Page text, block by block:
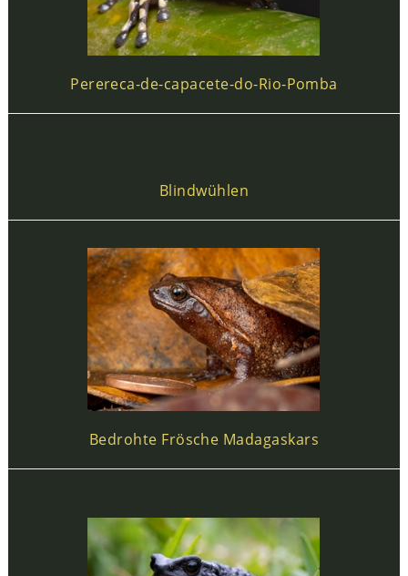
Perereca-de-capacete-do-Rio-Pomba
Blindwühlen
Bedrohte Frösche Madagaskars